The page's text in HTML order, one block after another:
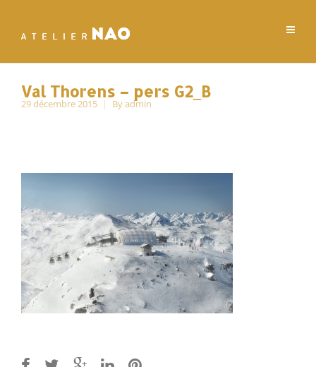
Val Thorens – pers G2_B
29 décembre 2015 Byadmin